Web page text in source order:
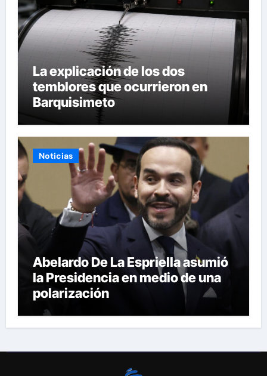
La explicación de los dos
temblores que ocurrieron en
Barquisimeto
Noticias
Abelardo De La Espriella asumió
la Presidencia en medio de una
polarización